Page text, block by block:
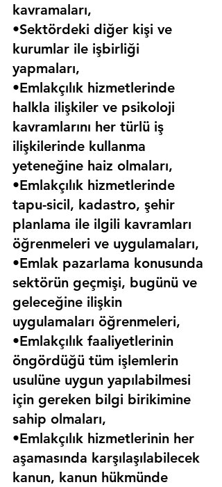
kavramaları,
•Sektördeki diğer kişi ve
kurumlar ile işbirliği
yapmaları,
•Emlakçılık hizmetlerinde
halkla ilişkiler ve psikoloji
kavramlarını her türlü iş
ilişkilerinde kullanma
yeteneğine haiz olmaları,
•Emlakçılık hizmetlerinde
tapu-sicil, kadastro, şehir
planlama ile ilgili kavramları
öğrenmeleri ve uygulamaları,
•Emlak pazarlama konusunda
sektörün geçmişi, bugünü ve
geleceğine ilişkin
uygulamaları öğrenmeleri,
•Emlakçılık faaliyetlerinin
öngördüğü tüm işlemlerin
usulüne uygun yapılabilmesi
için gereken bilgi birikimine
sahip olmaları,
•Emlakçılık hizmetlerinin her
aşamasında karşılaşılabilecek
kanun, kanun hükmünde